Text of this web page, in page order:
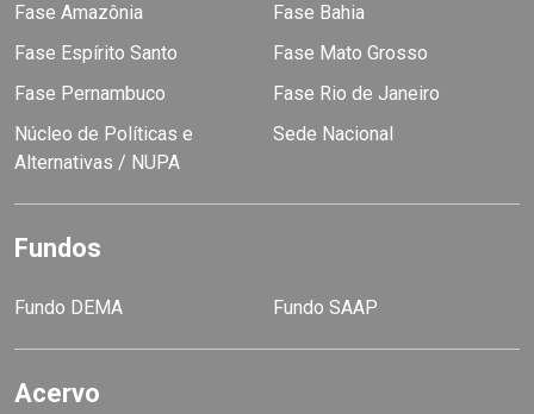
Fase Amazônia
Fase Bahia
Fase Espírito Santo
Fase Mato Grosso
Fase Pernambuco
Fase Rio de Janeiro
Núcleo de Políticas e
Alternativas / NUPA
Sede Nacional
Fundos
Fundo DEMA Fundo SAAP
Acervo